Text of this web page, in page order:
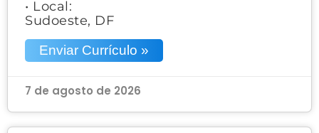
• Local:
Sudoeste, DF
Enviar Currículo »
7 de agosto de 2026